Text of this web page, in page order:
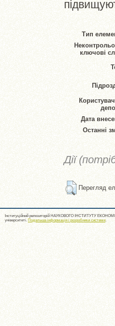
Тип
ключові
Дата
Останні
Дії
Перегляд
Інституційний репозиторій НАУКОВОГО ІНСТИТУТУ
університеті. Подальша інформація і розробники системи